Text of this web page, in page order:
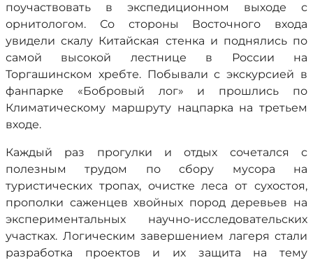
поучаствовать в экспедиционном выходе с
орнитологом. Со стороны Восточного входа
увидели скалу Китайская стенка и поднялись по
самой высокой лестнице в России на
Торгашинском хребте. Побывали с экскурсией в
фанпарке «Бобровый лог» и прошлись по
Климатическому маршруту нацпарка на третьем
входе.
Каждый раз прогулки и отдых сочетался с
полезным трудом по сбору мусора на
туристических тропах, очистке леса от сухостоя,
прополки саженцев хвойных пород деревьев на
экспериментальных научно-исследовательских
участках. Логическим завершением лагеря стали
разработка проектов и их защита на тему